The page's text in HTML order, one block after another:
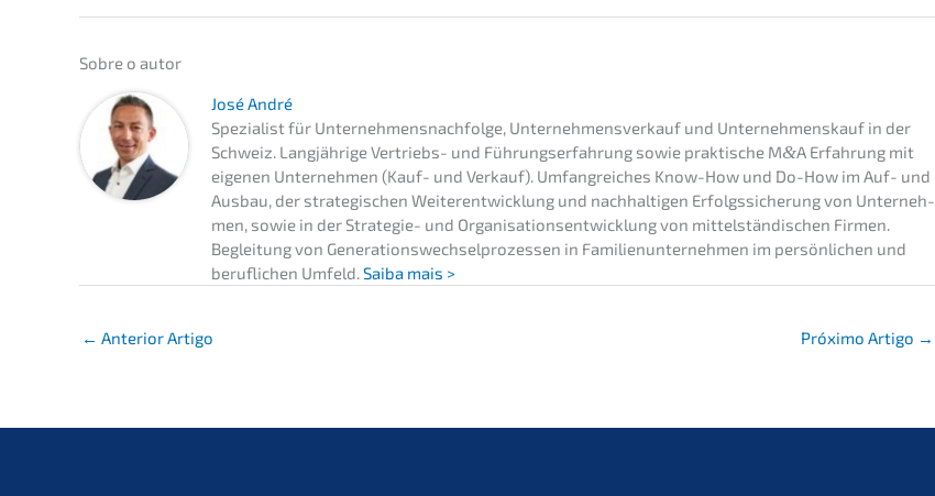
Sobre o autor
José André
Spezia­list für Unternehmens­nachfolge, Unter­nehmens­verkauf und Unter­nehmens­kauf in der
Schweiz. Langjäh­ri­ge Vertriebs- und Führungs­er­fah­rung sowie prakti­sche M&A Erfah­rung mit
eigenen Unter­neh­men (Kauf- und Verkauf). Umfang­rei­ches Know-How und Do-How im Auf- und
Ausbau, der strate­gi­schen Weiter­ent­wick­lung und nachhal­ti­gen Erfolgs­si­che­rung von Unter­neh­
men, sowie in der Strate­gie- und Organi­sa­ti­ons­ent­wick­lung von mittel­stän­di­schen Firmen.
Beglei­tung von Genera­ti­ons­wech­sel­pro­zes­sen in Famili­en­un­ter­neh­men im persön­li­chen und
beruf­li­chen Umfeld.Saiba mais >
← Anterior Artigo Próxi­mo Artigo →